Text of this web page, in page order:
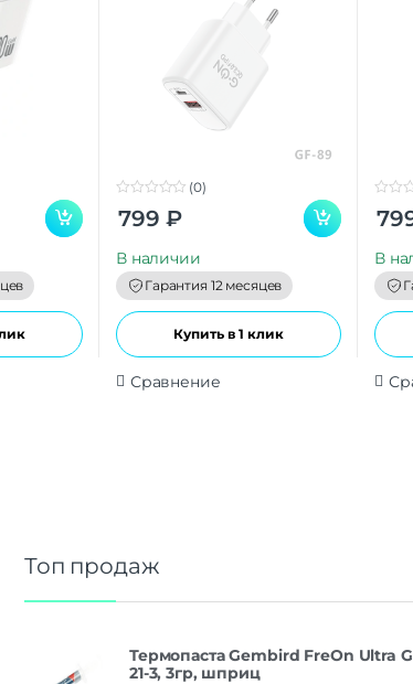
o
o
(0)
799 ₽
В наличии
Гарантия 12 месяцев
Купить в 1 клик
Сравнение
o
o
В
Топ продаж
Термопаста Gembird FreOn Ultra
21-3, 3гр, шприц